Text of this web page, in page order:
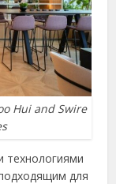
Hui and Swire
для